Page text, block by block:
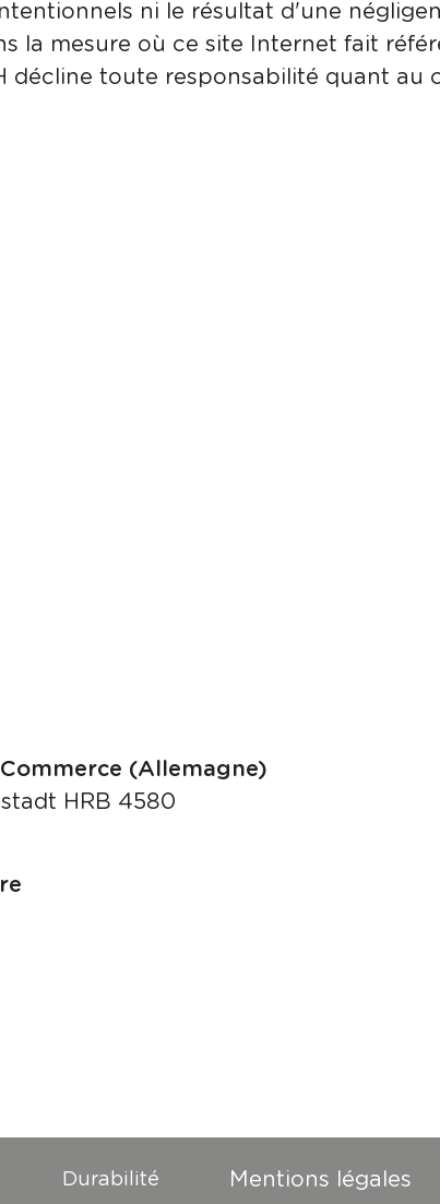
ni le résultat d'une
la mesure où ce site Internet fait
décline toute responsabilité quant au
(Allemagne)
HRB 4580
Durabilité Mentions légales